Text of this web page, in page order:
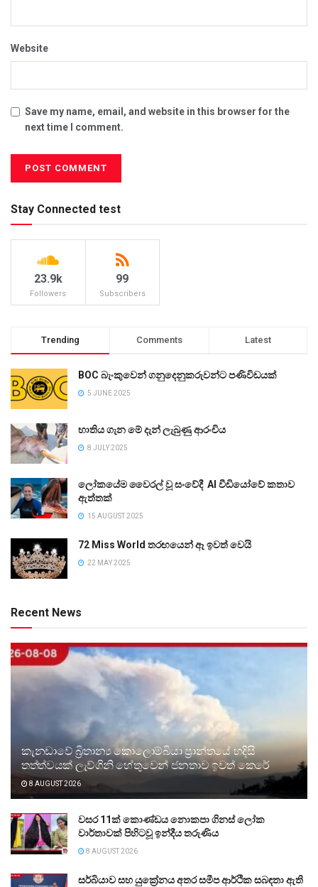
Website
Save my name, email, and website in this browser for the
next time I comment.
Stay Connected test
23.9k
Followers
99
Subscribers
Trending Comments Latest
BOC බැංකුවෙන් ගනුදෙනුකරුවන්ට පණිවිඩයක්
5 JUNE 2025
භාතිය ගැන මේ දැන් ලැබුණු ආරංචිය
8 JULY 2025
ලෝකයේම වෛරල් වූ සංවේදී AI වීඩියෝවේ කතාව
ඇත්තක්
15 AUGUST 2025
72 Miss World තරඟයෙන් ඈ ඉවත් වෙයි
22 MAY 2025
Recent News
කැනඩාවේ බ්‍රිතාන්‍ය කොලොම්බියා ප්‍රාන්තයේ හදිසි
තත්ත්වයක් ලැව්ගිනි හේතුවෙන් ජනතාව ඉවත් කෙරේ
8 AUGUST 2026
වසර 11ක් කොණ්ඩය නොකපා ගිනස් ලෝක
වාර්තාවක් පිහිටවූ ඉන්දීය තරුණිය
8 AUGUST 2026
සර්බියාව සහ යුක්‍රේනය අතර සමීප ආර්ථික සබඳතා ඇති